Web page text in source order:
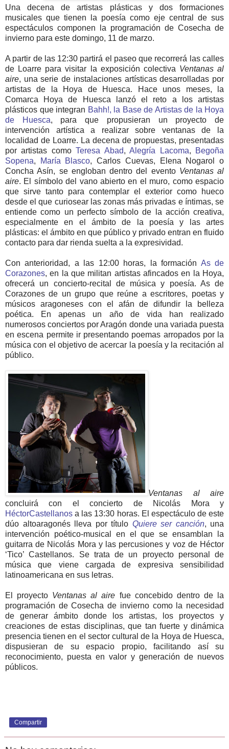
Una decena de artistas plásticas y dos formaciones
musicales que tienen la poesía como eje central de sus
espectáculos componen la programación de Cosecha de
invierno para este domingo, 11 de marzo.
A partir de las 12:30 partirá el paseo que recorrerá las calles
de Loarre para visitar la exposición colectiva Ventanas al
aire, una serie de instalaciones artísticas desarrolladas por
artistas de la Hoya de Huesca. Hace unos meses, la
Comarca Hoya de Huesca lanzó el reto a los artistas
plásticos que integran Bahh!, la Base de Artistas de la Hoya
de Huesca, para que propusieran un proyecto de
intervención artística a realizar sobre ventanas de la
localidad de Loarre. La decena de propuestas, presentadas
por artistas comoTeresa Abad,Alegría Lacoma,
Begoña
Sopena, María Blasco, Carlos Cuevas, Elena Nogarol o
Concha Asín, se engloban dentro del evento Ventanas al
aire. El símbolo del vano abierto en el muro, como espacio
que sirve tanto para contemplar el exterior como hueco
desde el que curiosear las zonas más privadas e íntimas, se
entiende como un perfecto símbolo de la acción creativa,
especialmente en el ámbito de la poesía y las artes
plásticas: el ámbito en que público y privado entran en fluido
contacto para dar rienda suelta a la expresividad.
Con anterioridad, a las 12:00 horas, la formación As de
Corazones, en la que militan artistas afincados en la Hoya,
ofrecerá un concierto-recital de música y poesía. As de
Corazones de un grupo que reúne a escritores, poetas y
músicos aragoneses con el afán de difundir la belleza
poética. En apenas un año de vida han realizado
numerosos conciertos por Aragón donde una variada puesta
en escena permite ir presentando poemas arropados por la
música con el objetivo de acercar la poesía y la recitación al
público.
Ventanas al aire
concluirá con el concierto de Nicolás Mora y
HéctorCastellanos a las 13:30 horas. El espectáculo de este
dúo altoaragonés lleva por título Quiere ser canción, una
intervención poético-musical en el que se ensamblan la
guitarra de Nicolás Mora y las percusiones y voz de Héctor
‘Tico’ Castellanos.
Se trata de un proyecto personal de
música que viene cargada de expresiva sensibilidad
latinoamericana en sus letras.
El proyecto Ventanas al aire fue concebido dentro de la
programación de Cosecha de invierno como la necesidad
de generar ámbito donde los artistas, los proyectos y
creaciones de estas disciplinas, que tan fuerte y dinámica
presencia tienen en el sector cultural de la Hoya de Huesca,
dispusieran de su espacio propio, facilitando así su
reconocimiento, puesta en valor y generación de nuevos
públicos.
Compartir